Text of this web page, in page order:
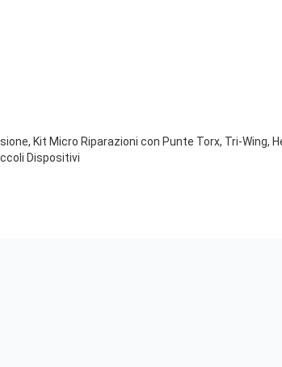
Kit Micro Riparazioni con Punte Torx, Tri-Wing,
Dispositivi